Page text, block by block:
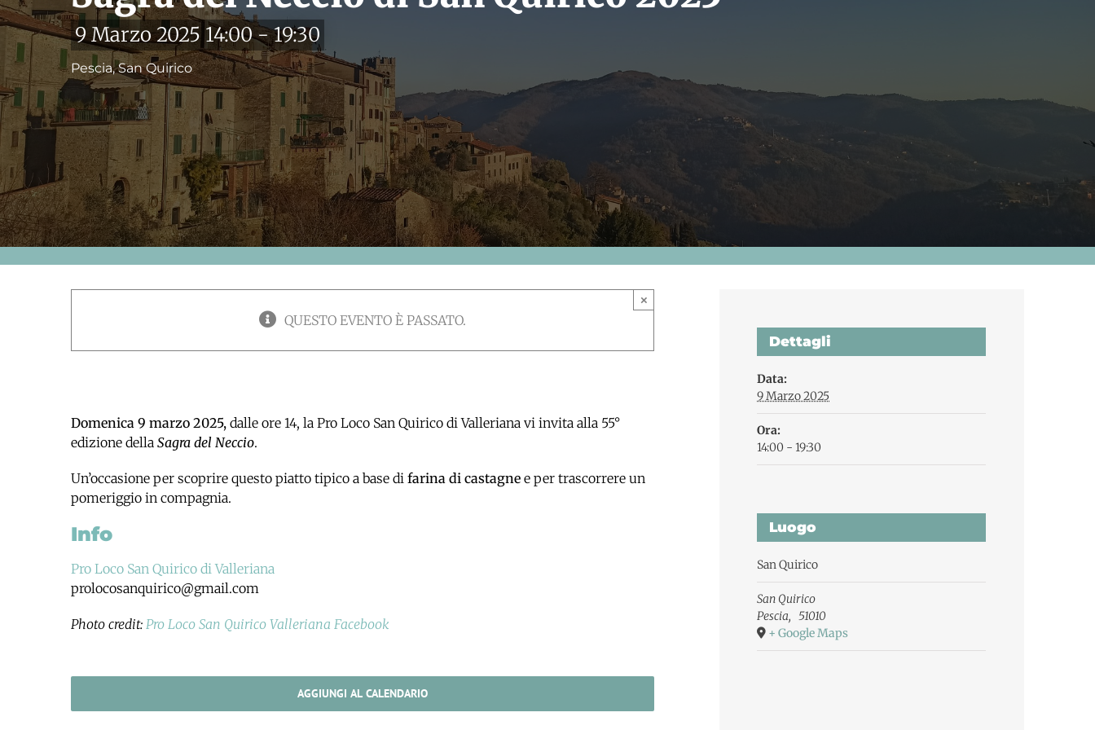
9 Marzo 2025 14:00-19:30
Pescia, San Quirico
QUESTO EVENTO È PASSATO.
×
Domenica 9 marzo 2025, dalle ore 14, la Pro Loco San Quirico di Valleriana vi invita alla 55°
edizione della Sagra del Neccio.
Un’occasione per scoprire questo piatto tipico a base di farina di castagne e per trascorrere un
pomeriggio in compagnia.
Info
Pro Loco San Quirico di Valleriana
prolocosanquirico@gmail.com
Photo credit: Pro Loco San Quirico Valleriana Facebook
AGGIUNGI AL CALENDARIO
Dettagli
Data:
9 Marzo 2025
Ora:
14:00 - 19:30
Luogo
San Quirico
San Quirico
Pescia, 51010
+ Google Maps